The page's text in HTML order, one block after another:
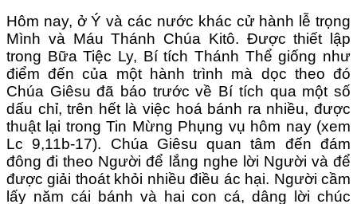
Hôm nay, ở Ý và các nước khác cử hành lễ trọng
Mình và Máu Thánh Chúa Kitô. Được thiết lập
trong Bữa Tiệc Ly, Bí tích Thánh Thể giống như
điểm đến của một hành trình mà dọc theo đó
Chúa Giêsu đã báo trước về Bí tích qua một số
dấu chỉ, trên hết là việc hoá bánh ra nhiều, được
thuật lại trong Tin Mừng Phụng vụ hôm nay (xem
Lc 9,11b-17). Chúa Giêsu quan tâm đến đám
đông đi theo Người để lắng nghe lời Người và để
được giải thoát khỏi nhiều điều ác hại. Người cầm
lấy năm cái bánh và hai con cá, dâng lời chúc